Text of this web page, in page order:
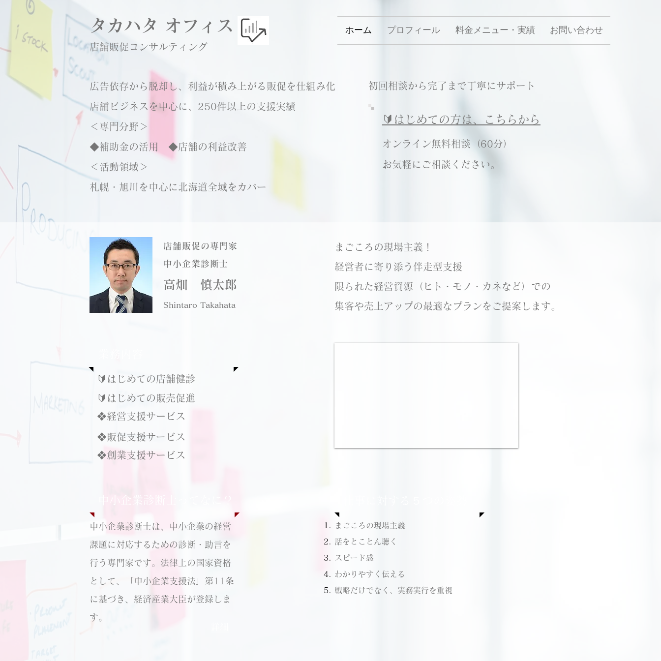
タカハタ オフィス
店舗販促コンサルティング
広告依存から脱却し、利益が積み上がる販促を仕組み化
店舗ビジネスを中心に、250件以上の支援実績
＜専門分野＞
◆補助金の活用 ​◆店舗の利益改善
＜活動領域＞
​札幌・旭川を中心に北海道全域をカバー
ホーム プロフィール 料金メニュー・実績 お問い合わせ
初回相談から完了まで丁寧にサポート
🔰はじめての方は、 こちらから
オ ンライン無料相談（60分）
お気軽にご相談ください。
店舗販促の専門家
中小企業診断士
高畑 慎太郎
Shintaro Takahata
🔰はじめての店舗健診
🔰はじめての販売促進
❖経営支援サービス
❖販促支援サービス
まごころの現場主義！
経営者に寄り添う伴走型支援
​限られた経営資源（ヒト・モノ・カネなど）での
集客や売上アップの最適なプランをご提案します。
❖創業支援サービス
​中小企業診断士ってなに？
中小企業診断士は、中小企業の経営
課題に対応するための診断・助言を
行う専門家です。法律上の国家資格
として、「中小企業支援法」第11条
に基づき、経済産業大臣が登録しま
す。
まごころの現場主義
​話をとことん聴く
スピード感
​わかりやすく伝える
戦略だけでなく、実務実行を重視